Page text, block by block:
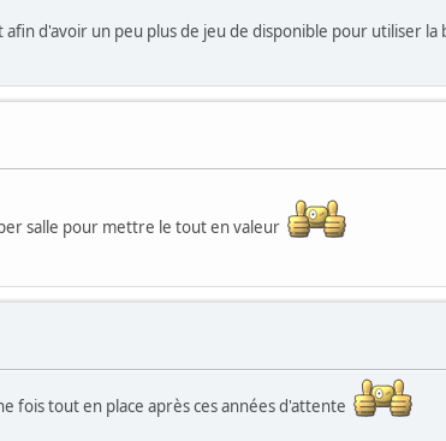
d'avoir un peu plus de jeu de disponible pour utiliser la
salle pour mettre le tout en valeur
fois tout en place après ces années d'attente